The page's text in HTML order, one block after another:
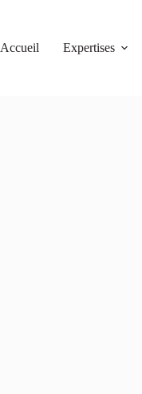
Accueil
Expertises